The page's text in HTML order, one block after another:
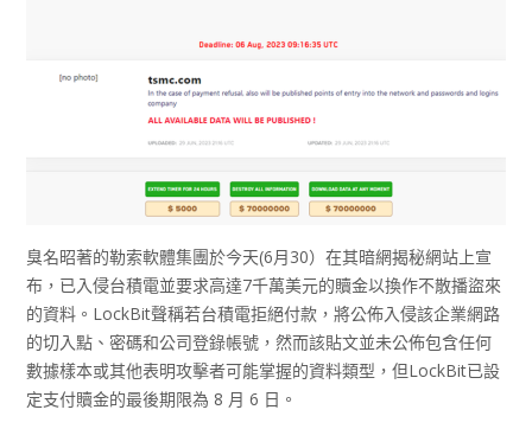
臭名昭著的勒索軟體集團於今天(6月30）在其暗網揭秘網站上宣
布，已入侵台積電並要求高達7千萬美元的贖金以換作不散播盜來
的資料。LockBit聲稱若台積電拒絕付款，將公佈入侵該企業網路
的切入點、密碼和公司登錄帳號，然而該貼文並未公佈包含任何
數據樣本或其他表明攻擊者可能掌握的資料類型，但LockBit已設
定支付贖金的最後期限為 8 月 6 日。